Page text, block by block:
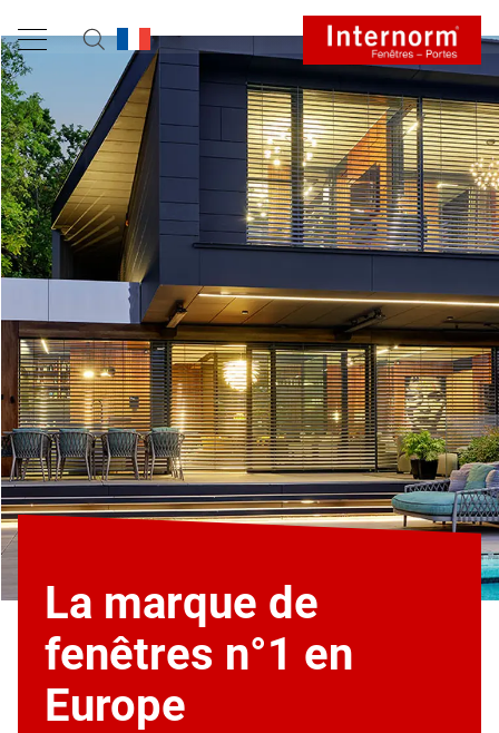
La marque de
fenêtres n°1 en
Europe